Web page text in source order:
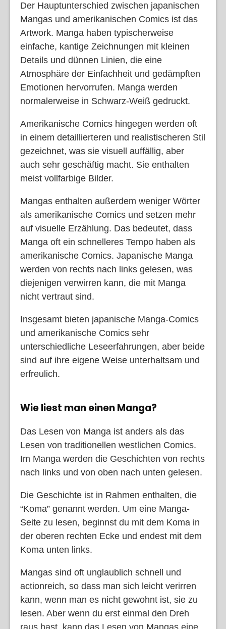
Der Hauptunterschied zwischen japanischen
Mangas und amerikanischen Comics ist das
Artwork. Manga haben typischerweise
einfache, kantige Zeichnungen mit kleinen
Details und dünnen Linien, die eine
Atmosphäre der Einfachheit und gedämpften
Emotionen hervorrufen. Manga werden
normalerweise in Schwarz-Weiß gedruckt.
Amerikanische Comics hingegen werden oft
in einem detaillierteren und realistischeren Stil
gezeichnet, was sie visuell auffällig, aber
auch sehr geschäftig macht. Sie enthalten
meist vollfarbige Bilder.
Mangas enthalten außerdem weniger Wörter
als amerikanische Comics und setzen mehr
auf visuelle Erzählung. Das bedeutet, dass
Manga oft ein schnelleres Tempo haben als
amerikanische Comics. Japanische Manga
werden von rechts nach links gelesen, was
diejenigen verwirren kann, die mit Manga
nicht vertraut sind.
Insgesamt bieten japanische Manga-Comics
und amerikanische Comics sehr
unterschiedliche Leseerfahrungen, aber beide
sind auf ihre eigene Weise unterhaltsam und
erfreulich.
Wie liest man einen Manga?
Das Lesen von Manga ist anders als das
Lesen von traditionellen westlichen Comics.
Im Manga werden die Geschichten von rechts
nach links und von oben nach unten gelesen.
Die Geschichte ist in Rahmen enthalten, die
“Koma” genannt werden. Um eine Manga-
Seite zu lesen, beginnst du mit dem Koma in
der oberen rechten Ecke und endest mit dem
Koma unten links.
Mangas sind oft unglaublich schnell und
actionreich, so dass man sich leicht verirren
kann, wenn man es nicht gewohnt ist, sie zu
lesen. Aber wenn du erst einmal den Dreh
raus hast, kann das Lesen von Mangas eine